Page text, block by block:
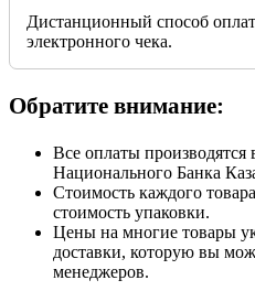
Дистанционный способ
электронного чека.
Обратите внимание:
Все оплаты производятся
Национального Банка
Стоимость каждого
стоимость упаковки.
Цены на многие товары
доставки, которую вы
менеджеров.